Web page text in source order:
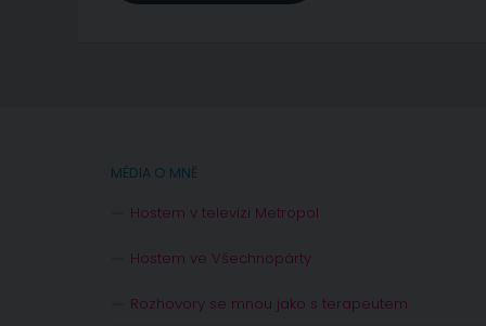
MÉDIA O MNĚ
Hostem v televizi Metropol
Hostem ve Všechnopárty
Rozhovory se mnou jako s terapeutem